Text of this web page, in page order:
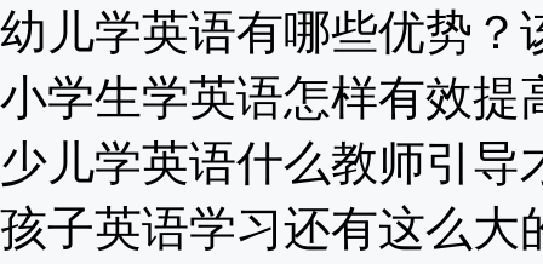
幼儿学英语有哪些优势？
小学生学英语怎样有效提
少儿学英语什么教师引导
孩子英语学习还有这么大